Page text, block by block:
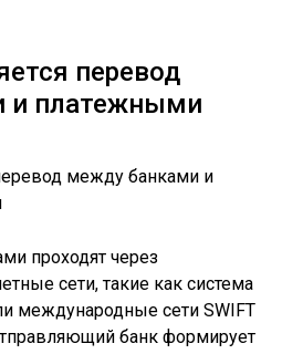
перевод
и платежными
проходят через
сети, такие как система
международные сети SWIFT
банк формирует